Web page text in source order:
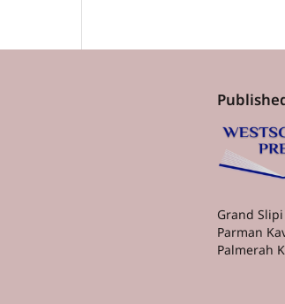
Grand Slipi
Parman
Palmerah